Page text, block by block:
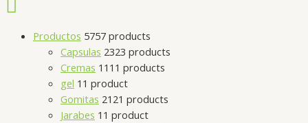
Productos 5757 products
Capsulas 2323 products
Cremas 11 11 products
gel 1 1 product
Gomitas 21 21 products
Jarabes 1 1 product